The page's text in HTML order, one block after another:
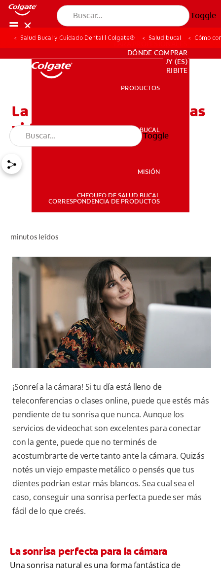
Toggle
SALUD BUCAL
PARA PROFESIONALES
DÓNDE COMPRAR
PARA PROFESIONALES
DÓNDE COMPRAR
UY (ES)
SUSCRIBITE
PRODUCTOS
SALUD BUCAL
MISIÓN
CHEQUEO DE SALUD BUCAL
CORRESPONDENCIA DE PRODUCTOS
Toggle
Salud Bucal y Cuidado Dental | Colgate® Salud bucal Cómo
La sonrisa perfecta para las
videollamadas
minutos leídos
¡Sonreí a la cámara! Si tu día está lleno de
teleconferencias o clases online, puede que estés más
pendiente de tu sonrisa que nunca. Aunque los
servicios de videochat son excelentes para conectar
con la gente, puede que no terminés de
acostumbrarte de verte tanto ante la cámara. Quizás
notés un viejo empaste metálico o pensés que tus
dientes podrían estar más blancos. Sea cual sea el
caso, conseguir una sonrisa perfecta puede ser más
fácil de lo que creés.
La sonrisa perfecta para la cámara
Una sonrisa natural es una forma fantástica de